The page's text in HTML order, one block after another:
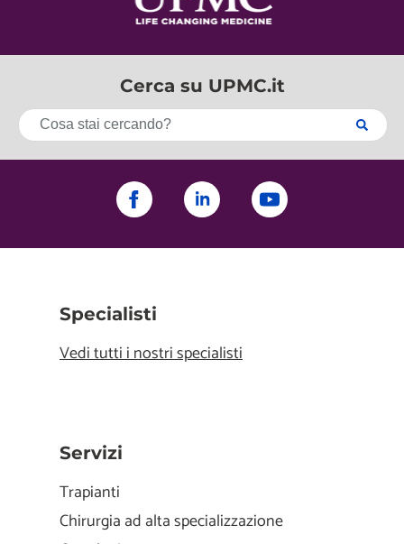
Cerca su UPMC.it
Specialisti
Vedi tutti i nostri specialisti
Servizi
Trapianti
Chirurgia ad alta specializzazione